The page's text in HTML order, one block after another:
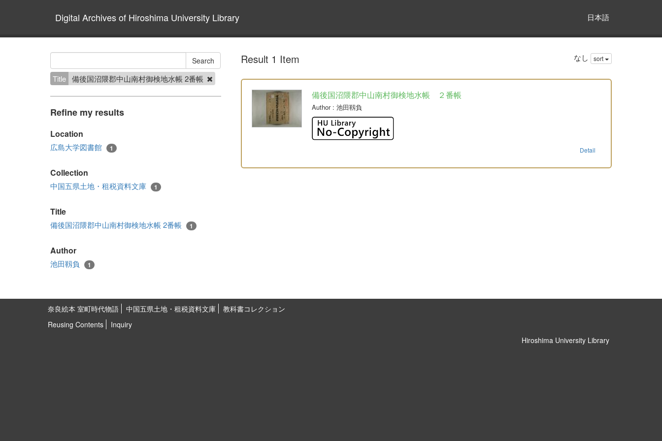
Digital Archives of Hiroshima University Library 日本語
Title 備後国沼隈郡中山南村御検地水帳 2番帳
Refine my results
Location
広島大学図書館 1
Collection
中国五県土地・租税資料文庫 1
Title
備後国沼隈郡中山南村御検地水帳 2番帳 1
Author
池田靱負 1
Result 1 Item なし sort
備後国沼隈郡中山南村御検地水帳 ２番帳
Author: 池田靱負
Detail
奈良絵本 室町時代物語 中国五県土地・租税資料文庫
教科書コレクション
Reusing Contents
Inquiry
Hiroshima University Library